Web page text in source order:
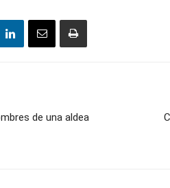
de una aldea